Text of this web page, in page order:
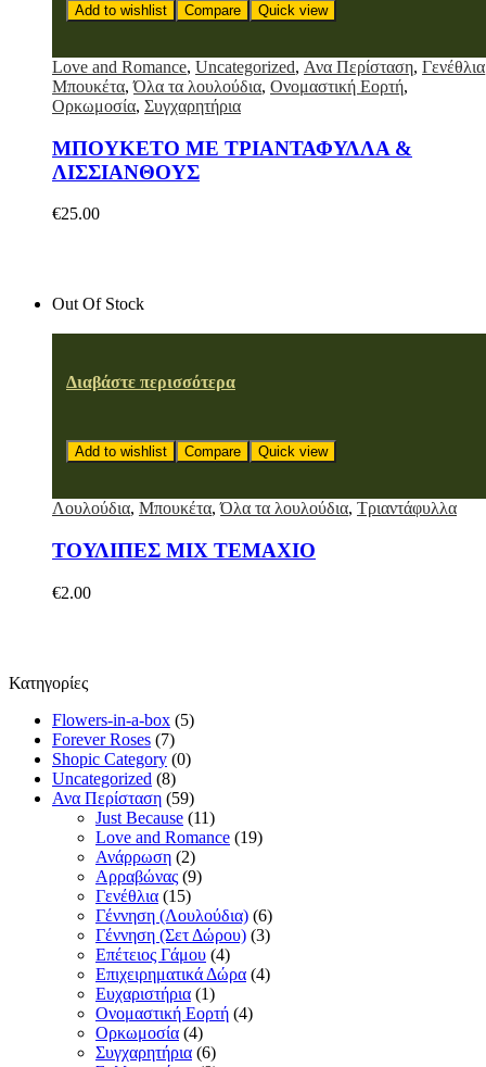
Add to wishlist Compare Quick view
Love and Romance, Uncategorized, Ανα Περίσταση, Γενέθλια
Μπουκέτα,Όλα τα λουλούδια, Ονομαστική Εορτή,
Ορκωμοσία, Συγχαρητήρια
ΜΠΟΥΚΕΤΟ ΜΕ ΤΡΙΑΝΤΑΦΥΛΛΑ &
ΛΙΣΣΙΑΝΘΟΥΣ
€25.00
Out Of Stock
Διαβάστε περισσότερα
Add to wishlist Compare Quick view
Λουλούδια, Μπουκέτα,Όλα τα λουλούδια, Τριαντάφυλλα
ΤΟΥΛΙΠΕΣ ΜΙΧ ΤΕΜΑΧΙΟ
€2.00
Κατηγορίες
Flowers-in-a-box (5)
Forever Roses (7)
Shopic Category (0)
Uncategorized (8)
Ανα Περίσταση (59)
Just Because (11)
Love and Romance (19)
Ανάρρωση (2)
Αρραβώνας (9)
Γενέθλια (15)
Γέννηση (Λουλούδια) (6)
Γέννηση (Σετ Δώρου) (3)
Επέτειος Γάμου (4)
Επιχειρηματικά Δώρα (4)
Ευχαριστήρια (1)
Ονομαστική Εορτή (4)
Ορκωμοσία (4)
Συγχαρητήρια (6)